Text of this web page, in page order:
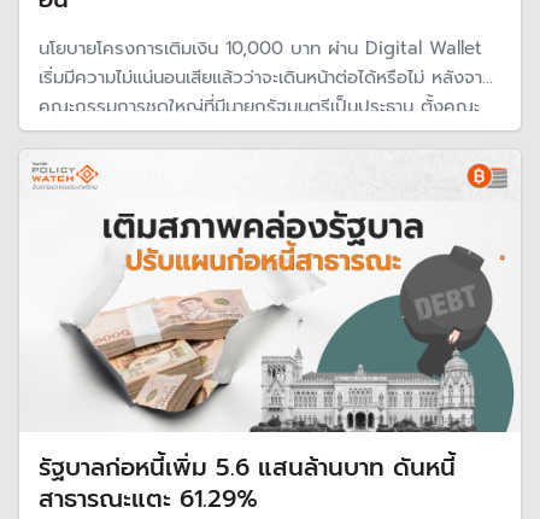
นโยบายโครงการเติมเงิน 10,000 บาท ผ่าน Digital Wallet
เริ่มมีความไม่แน่นอนเสียแล้วว่าจะเดินหน้าต่อได้หรือไม่ หลังจาก
คณะกรรมการชุดใหญ่ที่มีนายกรัฐมนตรีเป็นประธาน ตั้งคณะ
ทำงานขึ้นมาศึกษาความเห็นของหน่วยงานต่าง ๆ เพื่อตรวจดู
อีกครั้งว่าโครงการนี้จะสามารถดำเนินการได้หรือไม่
รัฐบาลก่อหนี้เพิ่ม 5.6 แสนล้านบาท ดันหนี้
สาธารณะแตะ 61.29%